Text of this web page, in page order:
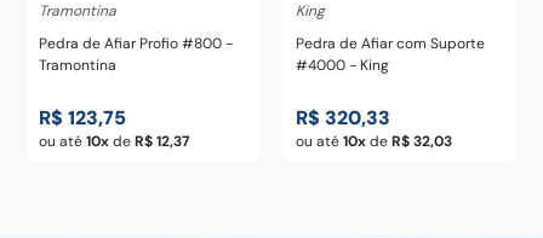
Tramontina
Pedra de Afiar Profio #800 -
Tramontina
R$ 123,75
ou até10 deR$12,37
King
Pedra de Afiar com Suporte
#4000 - King
R$ 320,33
ou até10 deR$32,03